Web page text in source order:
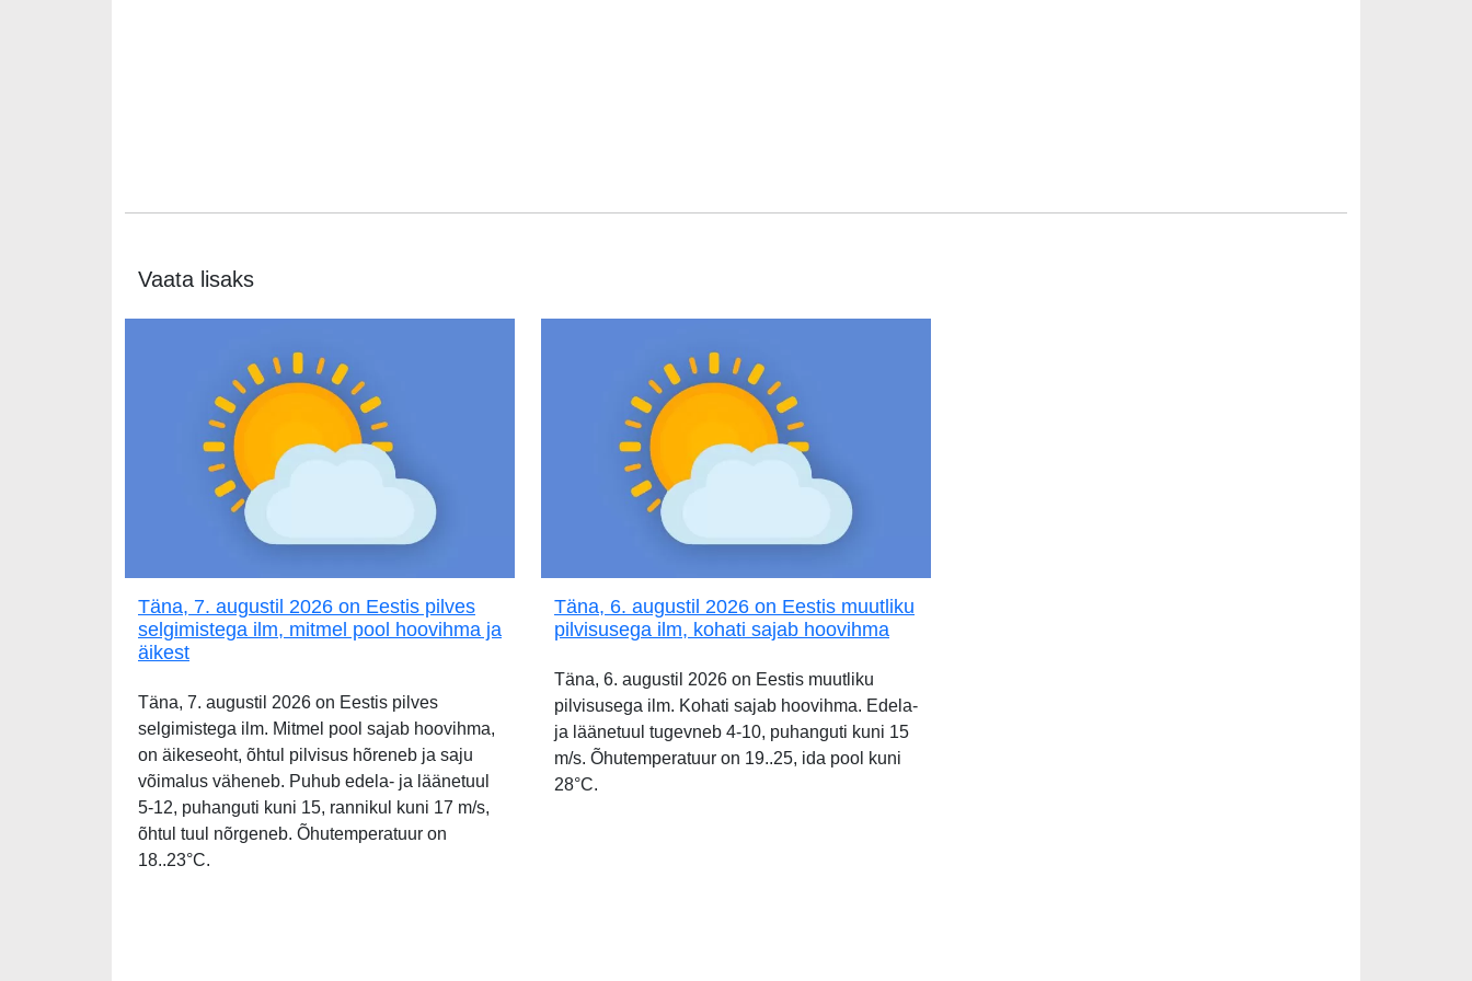
Vaata lisaks
Täna, 7. augustil 2026 on Eestis pilves
selgimistega ilm, mitmel pool hoovihma ja
äikest
Täna, 7. augustil 2026 on Eestis pilves
selgimistega ilm. Mitmel pool sajab hoovihma,
on äikeseoht, õhtul pilvisus hõreneb ja saju
võimalus väheneb. Puhub edela- ja läänetuul
5-12, puhanguti kuni 15, rannikul kuni 17 m/s,
õhtul tuul nõrgeneb. Õhutemperatuur on
18..23°C.
Täna, 6. augustil 2026 on Eestis muutliku
pilvisusega ilm, kohati sajab hoovihma
Täna, 6. augustil 2026 on Eestis muutliku
pilvisusega ilm. Kohati sajab hoovihma. Edela-
ja läänetuul tugevneb 4-10, puhanguti kuni 15
m/s. Õhutemperatuur on 19..25, ida pool kuni
28°C.